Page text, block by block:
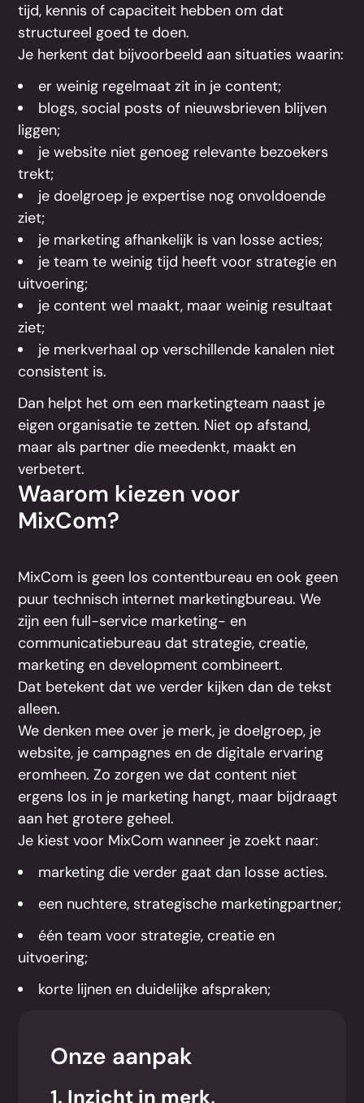
tijd, kennis of capaciteit hebben om dat
structureel goed te doen.
Je herkent dat bijvoorbeeld aan situaties waarin:
er weinig regelmaat zit in je content;
blogs, social posts of nieuwsbrieven blijven
liggen;
je website niet genoeg relevante bezoekers
trekt;
je doelgroep je expertise nog onvoldoende
ziet;
je marketing afhankelijk is van losse acties;
je team te weinig tijd heeft voor strategie en
uitvoering;
je content wel maakt, maar weinig resultaat
ziet;
je merkverhaal op verschillende kanalen niet
consistent is.
Dan helpt het om een marketingteam naast je
eigen organisatie te zetten. Niet op afstand,
maar als partner die meedenkt, maakt en
verbetert.
Waarom kiezen voor
MixCom?
MixCom is geen los contentbureau en ook geen
puur technisch internet marketingbureau. We
zijn een full-service marketing- en
communicatiebureau dat strategie, creatie,
marketing en development combineert.
Dat betekent dat we verder kijken dan de tekst
alleen.
We denken mee over je merk, je doelgroep, je
website, je campagnes en de digitale ervaring
eromheen. Zo zorgen we dat content niet
ergens los in je marketing hangt, maar bijdraagt
aan het grotere geheel.
Je kiest voor MixCom wanneer je zoekt naar:
marketing die verder gaat dan losse acties.
een nuchtere, strategische marketingpartner;
één team voor strategie, creatie en
uitvoering;
korte lijnen en duidelijke afspraken;
Onze aanpak
1. Inzicht in merk,